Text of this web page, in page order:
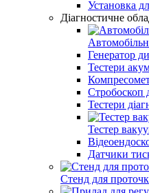
Установка
Діагностичне
Генератор
Тестери
Стробоскоп
Тестери
Тестер
Датчики
Стенд для